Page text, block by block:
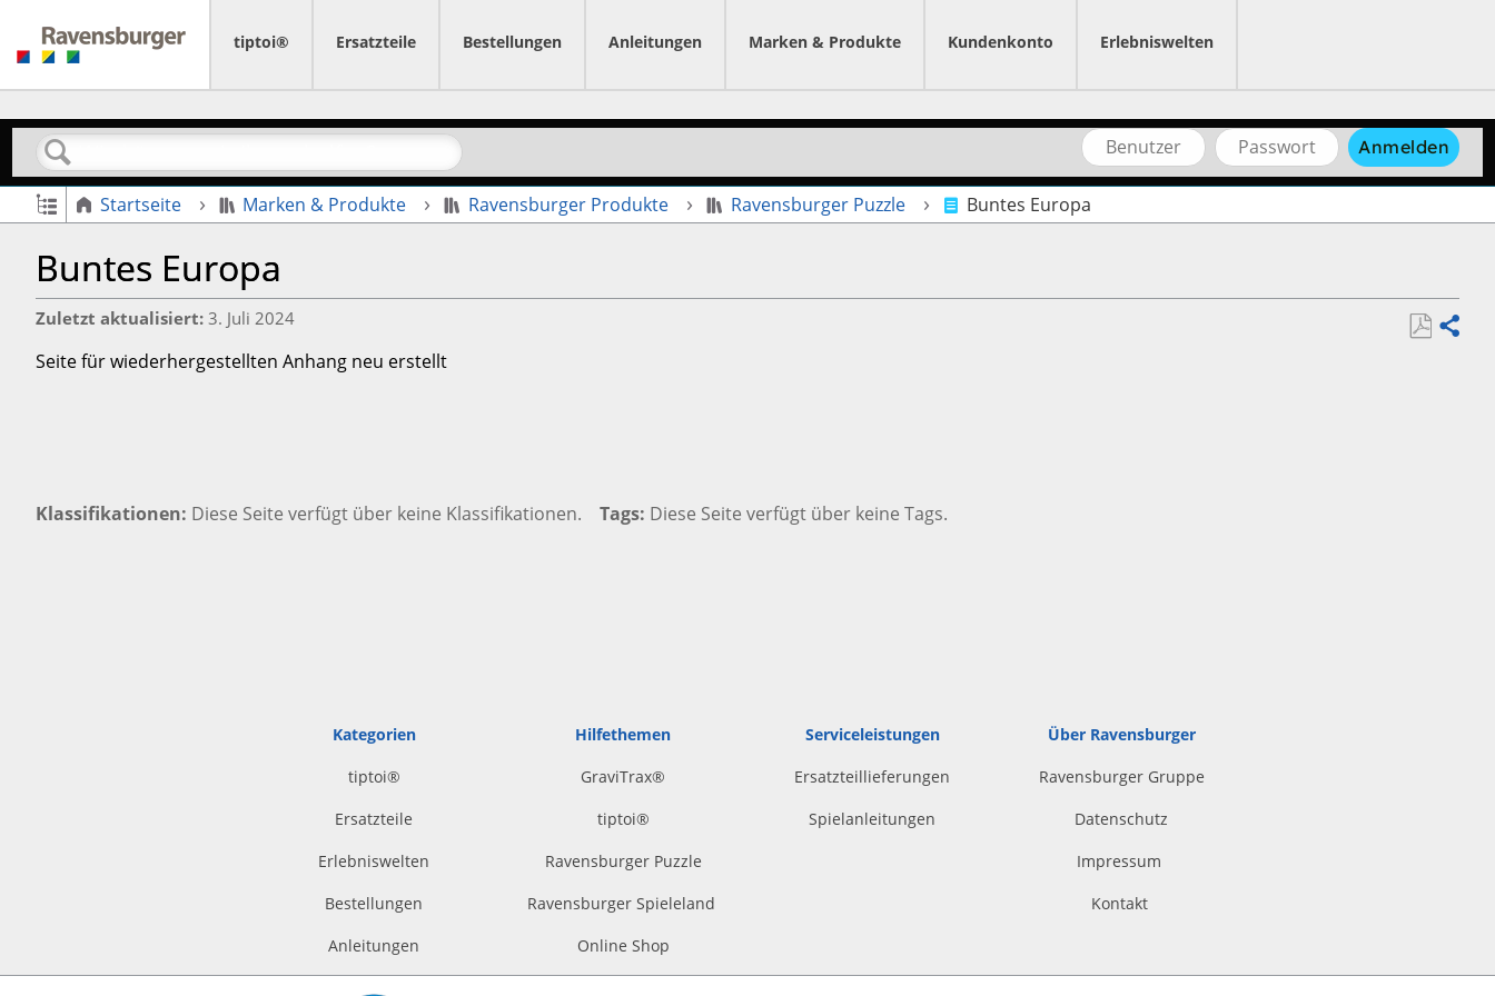
tiptoi® Ersatzteile Bestellungen Anleitungen Marken & Produkte Kundenkonto Erlebniswelten
Suchen
Benutzername Passwort Anmelden
Globale Hierarchie auf- und zuklappen
Startseite Marken & Produkte Ravensburger Produkte Ravensburger Puzzle Buntes Europa
Buntes Europa
Zuletzt aktualisiert 3. Juli 2024
Seite für wiederhergestellten Anhang neu erstellt
Klassifikationen Diese Seite verfügt über keine Klassifikationen. Tags Diese Seite verfügt über keine Tags.
Kategorien
tiptoi®
Ersatzteile
Erlebniswelten
Bestellungen
Anleitungen
Hilfethemen
GraviTrax®
tiptoi®
Ravensburger Puzzle
Ravensburger Spieleland
Online Shop
Serviceleistungen
Ersatzteillieferungen
Spielanleitungen
Über Ravensburger
Ravensburger Gruppe
Datenschutz
Impressum
Kontakt